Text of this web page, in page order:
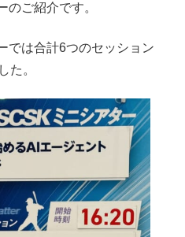
のご紹介です。
では合計6つのセッション
た。